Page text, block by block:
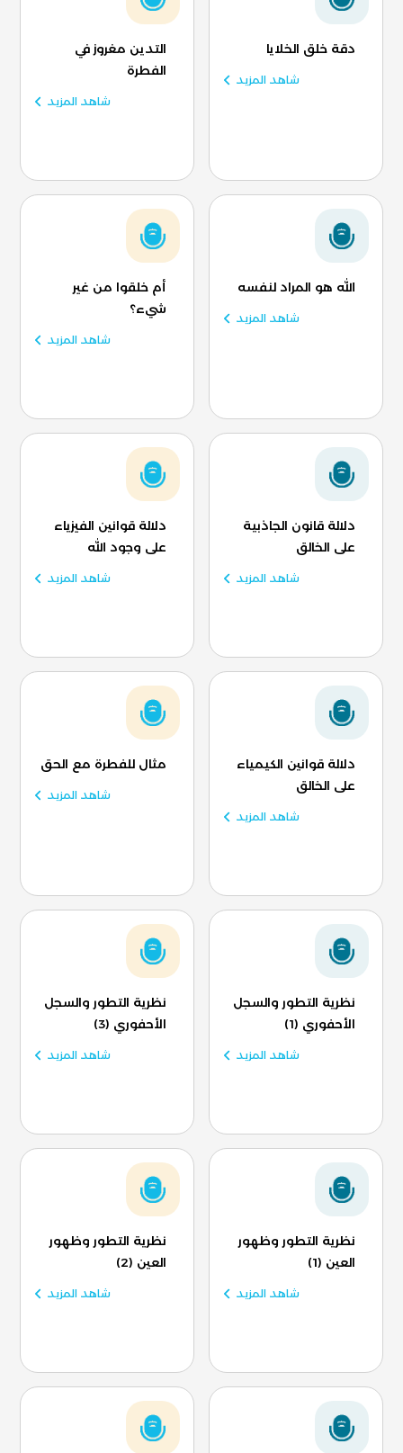
دقة خلق الخلايا
شاهد المزيد
التدين مغروز في
الفطرة
شاهد المزيد
الله هو المراد لنفسه
شاهد المزيد
أم خلقوا من غير
شيء؟
شاهد المزيد
دلالة قانون الجاذبية
على الخالق
شاهد المزيد
دلالة قوانين الفيزياء
على وجود الله
شاهد المزيد
دلالة قوانين الكيمياء
على الخالق
شاهد المزيد
مثال للفطرة مع الحق
شاهد المزيد
نظرية التطور والسجل
الأحفوري (1)
شاهد المزيد
نظرية التطور والسجل
الأحفوري (3)
شاهد المزيد
نظرية التطور وظهور
العين (1)
شاهد المزيد
نظرية التطور وظهور
العين (2)
شاهد المزيد